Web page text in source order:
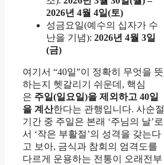
2026년 4월 4일(토)
성금요일(예수의 십자가 수
난을 기념): 2026년 4월 3일
(금)
여기서 “40일”이 정확히 무엇을 뜻
하는지 헷갈리기 쉬운데, 핵심
은 주일(일요일)을 제외하고 40일
을 계산한다는 관행입니다. 사순절
기간 중 주일은 본래 ‘주님의 날’로
서 ‘작은 부활절’의 성격을 갖는다
고 보아, 금식과 참회의 엄격도를
다르게 운용하는 전통이 오래전부